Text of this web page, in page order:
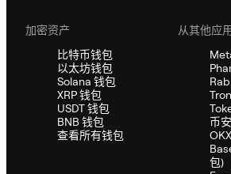
加密资产
比特币钱包
以太坊钱包
Solana 钱包
XRP 钱包
USDT 钱包
BNB 钱包
查看所有钱包
从其他应
币
包)